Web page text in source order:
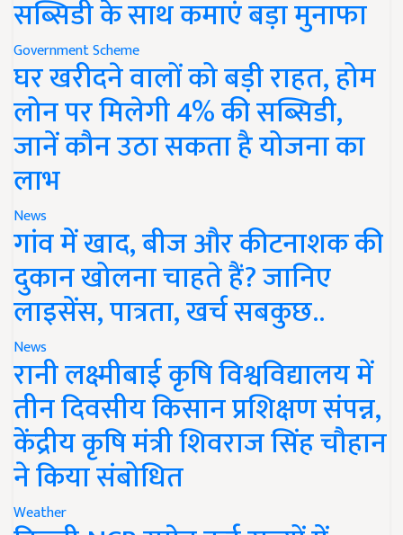
सब्सिडी के साथ कमाएं बड़ा मुनाफा
Government Scheme
घर खरीदने वालों को बड़ी राहत, होम
लोन पर मिलेगी 4% की सब्सिडी,
जानें कौन उठा सकता है योजना का
लाभ
News
गांव में खाद, बीज और कीटनाशक की
दुकान खोलना चाहते हैं? जानिए
लाइसेंस, पात्रता, खर्च सबकुछ..
News
रानी लक्ष्मीबाई कृषि विश्वविद्यालय में
तीन दिवसीय किसान प्रशिक्षण संपन्न,
केंद्रीय कृषि मंत्री शिवराज सिंह चौहान
ने किया संबोधित
Weather